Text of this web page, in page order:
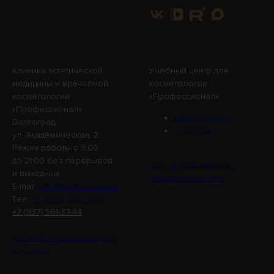
Клиника эстетической
медицины и врачебной
косметологии
«Профессионал»
Волгоград,
ул. Академическая, 2.
Режим работы с 9:00
до 21:00 без перерывов
и выходных.
E-mail: info@proficlinica.com
Tел. +7 (8442) 320-320
+7 (937) 561-37-44
Клиника «Профессионал»
в Москве
Учебный центр для
косметологов
«Профессионал»
в Волгограде
в Москве
Доктор Саромыцкая -
официальный сайт